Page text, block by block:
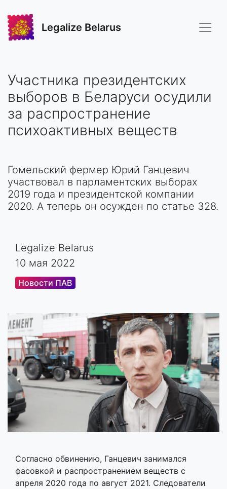
Legalize Belarus
Участника президентских
выборов в Беларуси осудили
за распространение
психоактивных веществ
Гомельский фермер Юрий Ганцевич
участвовал в парламентских выборах
2019 года и президентской компании
2020. А теперь он осужден по статье 328.
Legalize Belarus
10 мая 2022
Новости ПАВ
Согласно обвинению, Ганцевич занимался
фасовкой и распространением веществ с
апреля 2020 года по август 2021. Следователи